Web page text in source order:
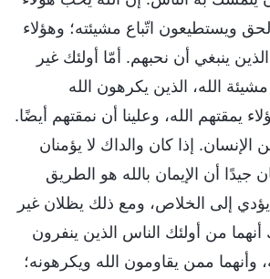
ويستطيعون اتّباع مشيئته؛ وهؤلاء
ينبغي أن نحبهم. أمّا أولئك غير
الله، الذين يكرهون الله
يمقتهم الله، وعلينا أن نمقتهم أيضًا.
الإنسان. إذا كان والداك لا يؤمنان
جيدًا أن الإيمان بالله هو الطريق
إلى الخلاص، ومع ذلك يظلان غير
من أولئك الناس الذين ينفرون
ممن يقاومون الله ويكرهونه؛